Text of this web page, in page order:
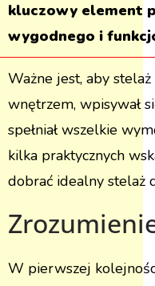
kluczowy element
wygodnego i
Ważne jest, aby
wnętrzem, wpisywał
spełniał wszelkie
kilka praktycznych
dobrać idealny stelaż
W pierwszej